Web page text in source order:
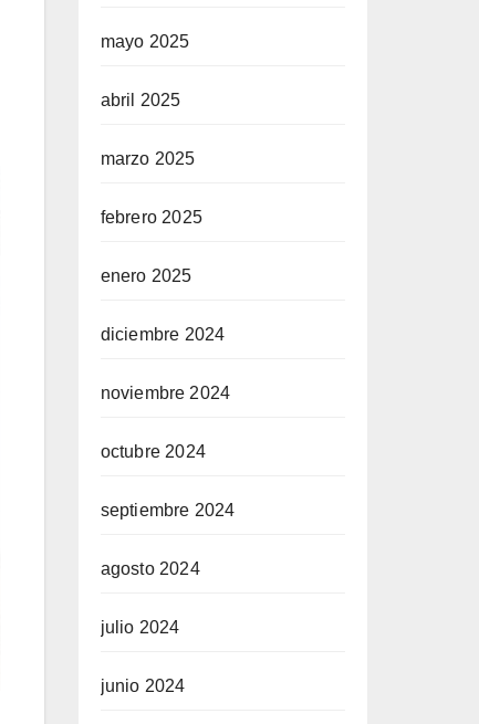
mayo 2025
abril 2025
marzo 2025
febrero 2025
enero 2025
diciembre 2024
noviembre 2024
octubre 2024
septiembre 2024
agosto 2024
julio 2024
junio 2024